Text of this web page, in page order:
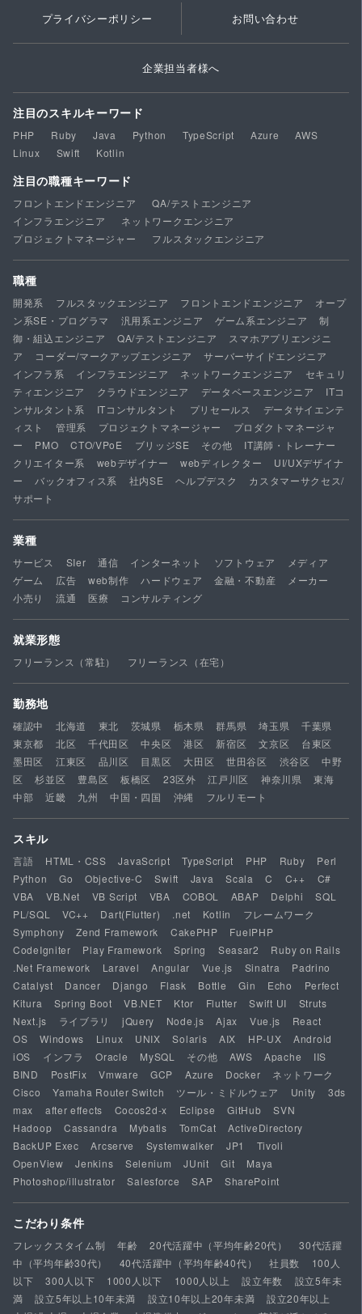
プライバシーポリシー お問い合わせ
企業担当者様へ
注目のスキルキーワード
PHP Ruby Java Python TypeScript Azure
AWS
Linux
Swift Kotlin
注目の職種キーワード
フロントエンドエンジニア
QA/テストエンジニア
インフラエンジニア
ネットワークエンジニア
プロジェクトマネージャー
フルスタックエンジニア
職種
開発系 フルスタックエンジニア フロントエンドエンジニア
オープ
ン系SE・プログラマ
汎用系エンジニア ゲーム系エンジニア
制
御・組込エンジニア
QA/テストエンジニア
スマホアプリエンジニ
ア
コーダー/マークアップエンジニア
サーバーサイドエンジニア
インフラ系
インフラエンジニア ネットワークエンジニア
セキュリ
ティエンジニア
クラウドエンジニア データベースエンジニア
ITコ
ンサルタント系
ITコンサルタント プリセールス
データサイエンテ
ィスト
管理系 プロジェクトマネージャー
プロダクトマネージャ
ー
PMO CTO/VPoE ブリッジSE その他
IT講師・トレーナー
クリエイター系
webデザイナー webディレクター
UI/UXデザイナ
ー
バックオフィス系 社内SE ヘルプデスク
カスタマーサクセス/
サポート
業種
サービス SIer 通信 インターネット ソフトウェア
メディア
ゲーム
広告 web制作 ハードウェア 金融・不動産
メーカー
小売り
流通 医療 コンサルティング
就業形態
フリーランス（常駐） フリーランス（在宅）
勤務地
確認中 北海道 東北 茨城県 栃木県 群馬県 埼玉県
千葉県
東京都
北区 千代田区 中央区 港区 新宿区 文京区
台東区
墨田区
江東区 品川区 目黒区 大田区 世田谷区 渋谷区
中野
区
杉並区 豊島区 板橋区 23区外 江戸川区 神奈川県
東海
中部
近畿 九州 中国・四国 沖縄 フルリモート
スキル
言語 HTML・CSS JavaScript TypeScript PHP Ruby
Perl
Python
Go Objective-C Swift Java Scala C C++
C#
VBA
VB.Net VB Script VBA COBOL ABAP Delphi
SQL
PL/SQL
VC++ Dart(Flutter) .net Kotlin
フレームワーク
Symphony
Zend Framework CakePHP
FuelPHP
CodeIgniter
Play Framework Spring Seasar2
Ruby on Rails
.Net Framework
Laravel Angular Vue.js Sinatra
Padrino
Catalyst
Dancer Django Flask Bottle Gin Echo
Perfect
Kitura
Spring Boot VB.NET Ktor Flutter Swift UI
Struts
Next.js
ライブラリ jQuery Node.js Ajax Vue.js
React
OS
Windows Linux UNIX Solaris AIX HP-UX
Android
iOS
インフラ Oracle MySQL その他 AWS Apache
IIS
BIND
PostFix Vmware GCP Azure Docker
ネットワーク
Cisco
Yamaha Router Switch ツール・ミドルウェア Unity
3ds
max
after effects Cocos2d-x Eclipse GitHub
SVN
Hadoop
Cassandra Mybatis TomCat
ActiveDirectory
BackUP Exec
Arcserve Systemwalker JP1
Tivoli
OpenView
Jenkins Selenium JUnit Git
Maya
Photoshop/illustrator
Salesforce SAP SharePoint
こだわり条件
フレックスタイム制 年齢 20代活躍中（平均年齢20代）
30代活躍
中（平均年齢30代）
40代活躍中（平均年齢40代） 社員数
100人
以下
300人以下 1000人以下 1000人以上 設立年数
設立5年未
満
設立5年以上10年未満 設立10年以上20年未満
設立20年以上